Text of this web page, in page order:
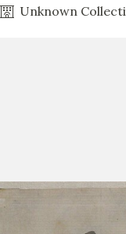
Unknown